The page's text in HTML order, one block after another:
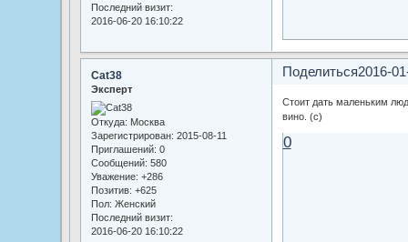
Последний визит:
2016-06-20 16:10:22
Поделиться2016-
Cat38
Эксперт
Откуда: Москва
Зарегистрирован: 2015-08-11
Приглашений: 0
Сообщений: 580
Уважение: +286
Позитив: +625
Пол: Женский
Последний визит:
2016-06-20 16:10:22
Стоит дать маленьким
вино. (с)
0